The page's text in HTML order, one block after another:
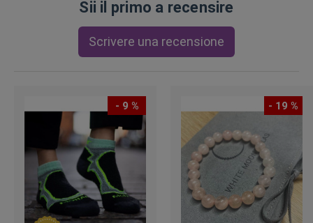
Sii il primo a recensire
Scrivere una recensione
- 9 % - 19 %